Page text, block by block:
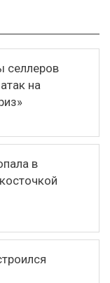
селлеров
на
в